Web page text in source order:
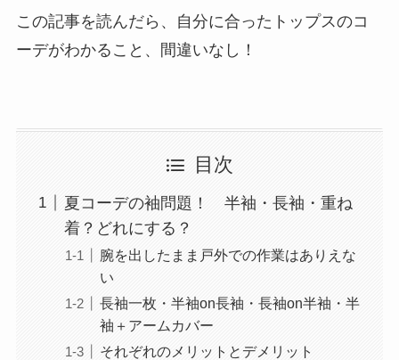
この記事を読んだら、自分に合ったトップスのコ
ーデがわかること、間違いなし！
目次
夏コーデの袖問題！ 半袖・長袖・重ね
着？どれにする？
腕を出したまま戸外での作業はありえな
い
長袖一枚・半袖on長袖・長袖on半袖・半
袖＋アームカバー
それぞれのメリットとデメリット